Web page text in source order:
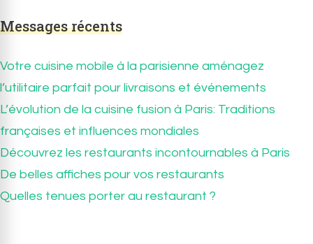
Messages récents
Votre cuisine mobile à la parisienne aménagez
l’utilitaire parfait pour livraisons et événements
L’évolution de la cuisine fusion à Paris: Traditions
françaises et influences mondiales
Découvrez les restaurants incontournables à Paris
De belles affiches pour vos restaurants
Quelles tenues porter au restaurant ?